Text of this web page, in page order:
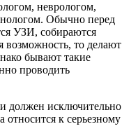
неврологом,
Обычно перед
УЗИ, собираются
возможность, то делают
бывают такие
проводить
должен исключительно
относится к серьезному